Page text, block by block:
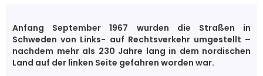
Anfang September 1967 wurden die Straßen in
Schweden von Links- auf Rechtsverkehr umgestellt –
nachdem mehr als 230 Jahre lang in dem nordischen
Land auf der linken Seite gefahren worden war.